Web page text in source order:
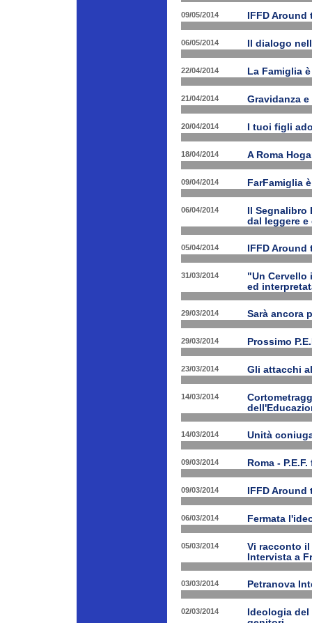
09/05/2014 IFFD
06/05/2014 Il dialogo
22/04/2014 La Famiglia
21/04/2014 Gravidanza
20/04/2014 I tuoi figli
18/04/2014 A Roma
09/04/2014 FarFamiglia
06/04/2014
Il
dal leggere
05/04/2014 IFFD
31/03/2014
"Un Cervello
ed
29/03/2014 Sarà ancora
29/03/2014 Prossimo
23/03/2014 Gli attacchi
14/03/2014
14/03/2014 Unità
09/03/2014 Roma -
09/03/2014 IFFD
06/03/2014 Fermata
05/03/2014
Vi racconto il
Intervista a
03/03/2014 Petranova
02/03/2014
Ideologia